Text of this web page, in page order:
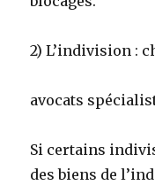
2) L’indivision :
avocats
Si certains
des biens de